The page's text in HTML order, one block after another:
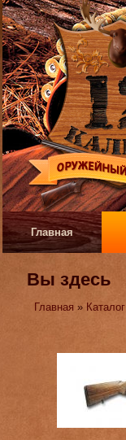
Главная
Вы здесь
Главная » Каталог